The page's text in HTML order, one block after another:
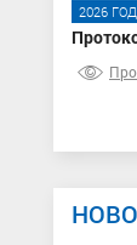
2026 ГОД